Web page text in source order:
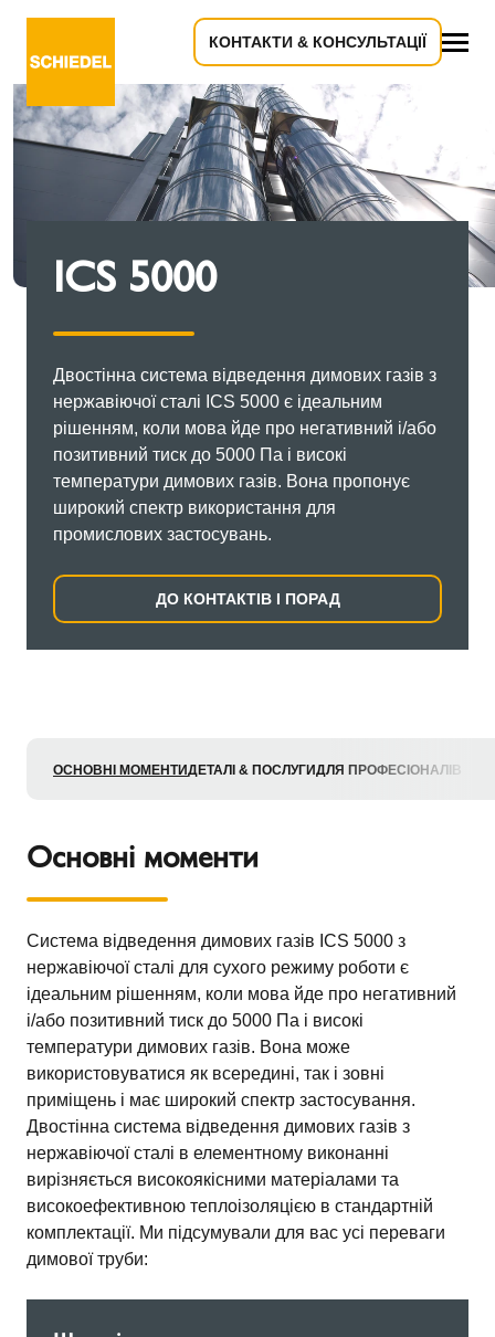
КОНТАКТИ & КОНСУЛЬТАЦІЇ
ICS 5000
Двостінна система відведення димових газів з
нержавіючої сталі ICS 5000 є ідеальним
рішенням, коли мова йде про негативний і/або
позитивний тиск до 5000 Па і високі
температури димових газів. Вона пропонує
широкий спектр використання для
промислових застосувань.
ДО КОНТАКТІВ І ПОРАД
ОСНОВНІ МОМЕНТИДЕТАЛІ & ПОСЛУГИДЛЯ ПРОФЕСІОНАЛІВ
Основні моменти
Система відведення димових газів ICS 5000 з
нержавіючої сталі для сухого режиму роботи є
ідеальним рішенням, коли мова йде про негативний
і/або позитивний тиск до 5000 Па і високі
температури димових газів. Вона може
використовуватися як всередині, так і зовні
приміщень і має широкий спектр застосування.
Двостінна система відведення димових газів з
нержавіючої сталі в елементному виконанні
вирізняється високоякісними матеріалами та
високоефективною теплоізоляцією в стандартній
комплектації. Ми підсумували для вас усі переваги
димової труби: